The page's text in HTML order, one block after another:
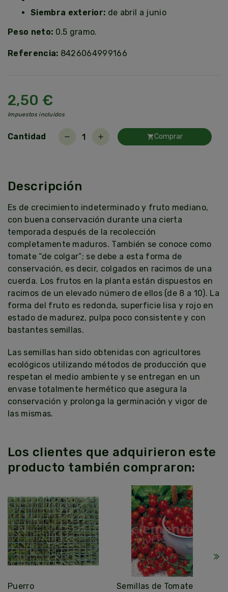
Siembra exterior: de abril a junio
Peso neto: 0.5 gramo.
Referencia: 8426064999166
2,50 €
Impuestos incluidos
Cantidad remove add shopping_cartComprar
Descripción
Es de crecimiento indeterminado y fruto mediano,
con buena conservación durante una cierta
temporada después de la recolección
completamente maduros. También se conoce como
tomate “de colgar”; se debe a esta forma de
conservación, es decir, colgados en racimos de una
cuerda. Los frutos en la planta están dispuestos en
racimos de un elevado número de ellos (de 8 a 10). La
forma del fruto es redonda, superficie lisa y rojo en
estado de madurez, pulpa poco consistente y con
bastantes semillas.
Las semillas han sido obtenidas con agricultores
ecológicos utilizando métodos de producción que
respetan el medio ambiente y se entregan en un
envase totalmente hermético que asegura la
conservación y prolonga la germinación y vigor de
las mismas.
Los clientes que adquirieron este
producto también compraron:
Puerro
Semillas de Tomate